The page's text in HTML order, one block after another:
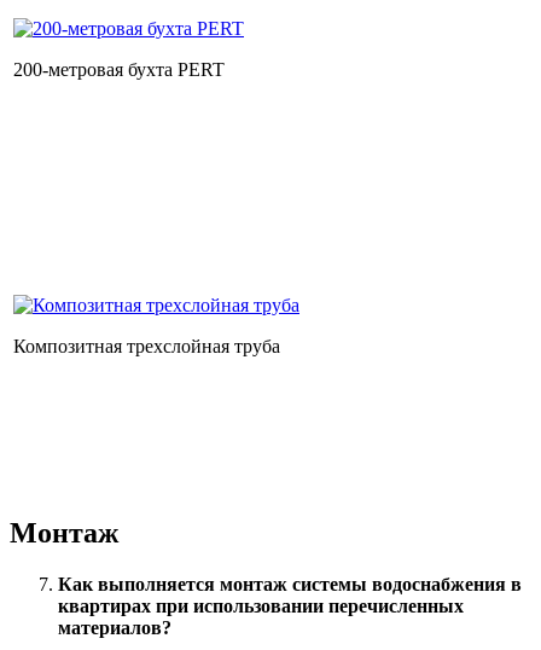
200-метровая бухта PERT
Композитная трехслойная труба
Монтаж
Как выполняется монтаж системы водоснабжения в
квартирах при использовании перечисленных
материалов?